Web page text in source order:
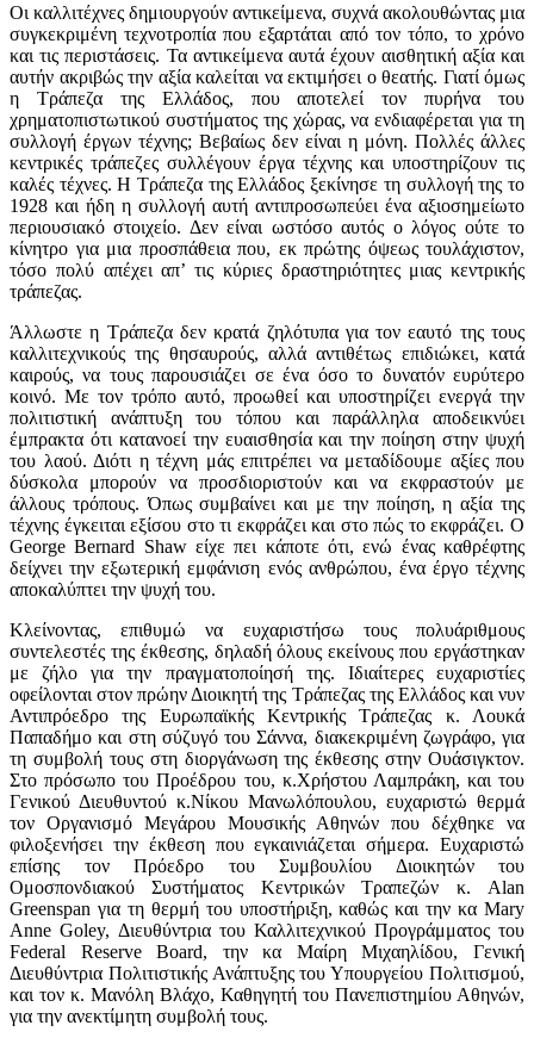
Οι καλλιτέχνες δημιουργούν αντικείμενα, συχνά ακολουθώντας μια
συγκεκριμένη τεχνοτροπία που εξαρτάται από τον τόπο, το χρόνο
και τις περιστάσεις. Τα αντικείμενα αυτά έχουν αισθητική αξία και
αυτήν ακριβώς την αξία καλείται να εκτιμήσει ο θεατής. Γιατί όμως
η Τράπεζα της Ελλάδος, που αποτελεί τον πυρήνα του
χρηματοπιστωτικού συστήματος της χώρας, να ενδιαφέρεται για τη
συλλογή έργων τέχνης; Βεβαίως δεν είναι η μόνη. Πολλές άλλες
κεντρικές τράπεζες συλλέγουν έργα τέχνης και υποστηρίζουν τις
καλές τέχνες. Η Τράπεζα της Ελλάδος ξεκίνησε τη συλλογή της το
1928 και ήδη η συλλογή αυτή αντιπροσωπεύει ένα αξιοσημείωτο
περιουσιακό στοιχείο. Δεν είναι ωστόσο αυτός ο λόγος ούτε το
κίνητρο για μια προσπάθεια που, εκ πρώτης όψεως τουλάχιστον,
τόσο πολύ απέχει απ’ τις κύριες δραστηριότητες μιας κεντρικής
τράπεζας.
Άλλωστε η Τράπεζα δεν κρατά ζηλότυπα για τον εαυτό της τους
καλλιτεχνικούς της θησαυρούς, αλλά αντιθέτως επιδιώκει, κατά
καιρούς, να τους παρουσιάζει σε ένα όσο το δυνατόν ευρύτερο
κοινό. Με τον τρόπο αυτό, προωθεί και υποστηρίζει ενεργά την
πολιτιστική ανάπτυξη του τόπου και παράλληλα αποδεικνύει
έμπρακτα ότι κατανοεί την ευαισθησία και την ποίηση στην ψυχή
του λαού. Διότι η τέχνη μάς επιτρέπει να μεταδίδουμε αξίες που
δύσκολα μπορούν να προσδιοριστούν και να εκφραστούν με
άλλους τρόπους. Όπως συμβαίνει και με την ποίηση, η αξία της
τέχνης έγκειται εξίσου στο τι εκφράζει και στο πώς το εκφράζει. Ο
George Bernard Shaw είχε πει κάποτε ότι, ενώ ένας καθρέφτης
δείχνει την εξωτερική εμφάνιση ενός ανθρώπου, ένα έργο τέχνης
αποκαλύπτει την ψυχή του.
Κλείνοντας, επιθυμώ να ευχαριστήσω τους πολυάριθμους
συντελεστές της έκθεσης, δηλαδή όλους εκείνους που εργάστηκαν
με ζήλο για την πραγματοποίησή της. Ιδιαίτερες ευχαριστίες
οφείλονται στον πρώην Διοικητή της Τράπεζας της Ελλάδος και νυν
Αντιπρόεδρο της Ευρωπαϊκής Κεντρικής Τράπεζας κ. Λουκά
Παπαδήμο και στη σύζυγό του Σάννα, διακεκριμένη ζωγράφο, για
τη συμβολή τους στη διοργάνωση της έκθεσης στην Ουάσιγκτον.
Στο πρόσωπο του Προέδρου του, κ.Χρήστου Λαμπράκη, και του
Γενικού Διευθυντού κ.Νίκου Μανωλόπουλου, ευχαριστώ θερμά
τον Οργανισμό Μεγάρου Μουσικής Αθηνών που δέχθηκε να
φιλοξενήσει την έκθεση που εγκαινιάζεται σήμερα. Ευχαριστώ
επίσης τον Πρόεδρο του Συμβουλίου Διοικητών του
Ομοσπονδιακού Συστήματος Κεντρικών Τραπεζών κ. Alan
Greenspan για τη θερμή του υποστήριξη, καθώς και την κα Μary
Anne Goley, Διευθύντρια του Καλλιτεχνικού Προγράμματος του
Federal Reserve Board, την κα Μαίρη Μιχαηλίδου, Γενική
Διευθύντρια Πολιτιστικής Ανάπτυξης του Υπουργείου Πολιτισμού,
και τον κ. Μανόλη Βλάχο, Καθηγητή του Πανεπιστημίου Αθηνών,
για την ανεκτίμητη συμβολή τους.